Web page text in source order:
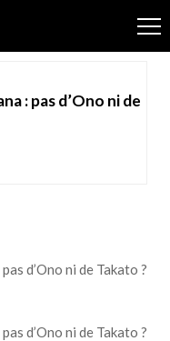
: pas d’Ono ni de